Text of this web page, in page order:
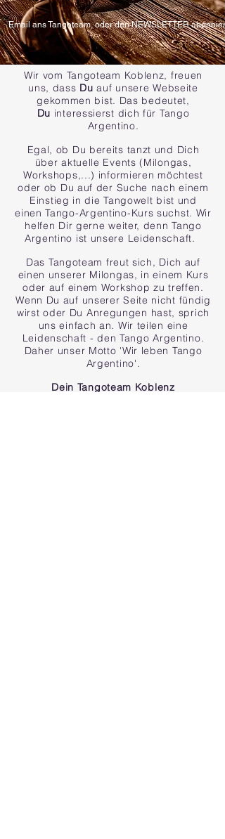
Email ans Tangoteam, oder den NEWSLETTER
Wir vom Tangoteam Koblenz, freuen
uns, dass Du auf unsere Webseite
gekommen bist. Das bedeutet,
Du interessierst dich für Tango
Argentino.
Egal, ob Du bereits tanzt und Dich
über aktuelle Events (Milongas,
Workshops,...) informieren möchtest
oder ob Du auf der Suche nach einem
Einstieg in die Tangowelt bist und
einen Tango-Argentino-Kurs suchst. Wir
helfen Dir gerne weiter, dennTango
Argentino ist unsere Leidenschaft.
Das Tangoteam freut sich, Dich auf
einen unserer Milongas, in einem Kurs
oder auf einem Workshop zu treffen.
Wenn Du auf unserer Seite nicht fündig
wirst oder Du Anregungen hast, sprich
uns einfach an. Wir teilen eine
Leidenschaft - den Tango Argentino.
Daher unser Motto 'Wir leben Tango
Argentino'.
Dein Tangoteam Koblenz